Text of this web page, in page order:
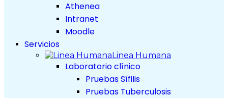
Athenea
Intranet
Moodle
Servicios
Linea Humana
Laboratorio clínico
Pruebas Sífilis
Pruebas Tuberculosis